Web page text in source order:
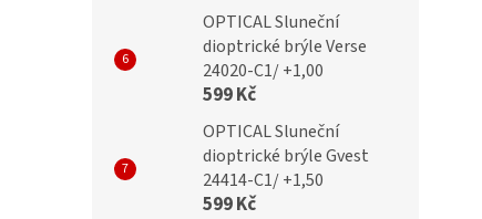
OPTICAL Sluneční
dioptrické brýle Verse
24020-C1/ +1,00
599 Kč
OPTICAL Sluneční
dioptrické brýle Gvest
24414-C1/ +1,50
599 Kč